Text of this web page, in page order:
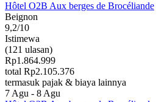
Hôtel O2B Aux berges de Brocéliande
Beignon
9,2/10
Istimewa
(121 ulasan)
Rp1.864.999
total Rp2.105.376
termasuk pajak & biaya lainnya
7 Agu - 8 Agu